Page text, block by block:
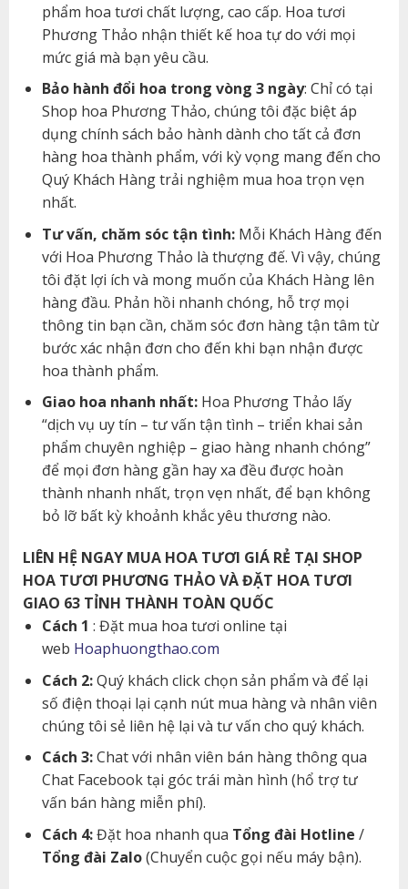
phẩm hoa tươi chất lượng, cao cấp. Hoa tươi
Phương Thảo nhận thiết kế hoa tự do với mọi
mức giá mà bạn yêu cầu.
Bảo hành đổi hoa trong vòng 3 ngày: Chỉ có tại
Shop hoa Phương Thảo, chúng tôi đặc biệt áp
dụng chính sách bảo hành dành cho tất cả đơn
hàng hoa thành phẩm, với kỳ vọng mang đến cho
Quý Khách Hàng trải nghiệm mua hoa trọn vẹn
nhất.
Tư vấn, chăm sóc tận tình:Mỗi Khách Hàng đến
với Hoa Phương Thảo là thượng đế. Vì vậy, chúng
tôi đặt lợi ích và mong muốn của Khách Hàng lên
hàng đầu. Phản hồi nhanh chóng, hỗ trợ mọi
thông tin bạn cần, chăm sóc đơn hàng tận tâm từ
bước xác nhận đơn cho đến khi bạn nhận được
hoa thành phẩm.
Giao hoa nhanh nhất:Hoa Phương Thảo lấy
“dịch vụ uy tín – tư vấn tận tình – triển khai sản
phẩm chuyên nghiệp – giao hàng nhanh chóng”
để mọi đơn hàng gần hay xa đều được hoàn
thành nhanh nhất, trọn vẹn nhất, để bạn không
bỏ lỡ bất kỳ khoảnh khắc yêu thương nào.
LIÊN HỆ NGAY MUA HOA TƯƠI GIÁ RẺ TẠI SHOP
HOA TƯƠI PHƯƠNG THẢO VÀ ĐẶT HOA TƯƠI
GIAO 63 TỈNH THÀNH TOÀN QUỐC
Cách 1 : Đặt mua hoa tươi online tại
web Hoaphuongthao.com
Cách 2:Quý khách click chọn sản phẩm và để lại
số điện thoại lại cạnh nút mua hàng và nhân viên
chúng tôi sẻ liên hệ lại và tư vấn cho quý khách.
Cách 3:Chat với nhân viên bán hàng thông qua
Chat Facebook tại góc trái màn hình (hổ trợ tư
vấn bán hàng miễn phí).
Cách 4:Đặt hoa nhanh qua Tổng đài Hotline /
Tổng đài Zalo(Chuyển cuộc gọi nếu máy bận).